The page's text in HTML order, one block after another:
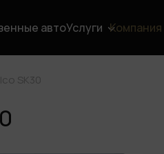
автоУслуги Компания
SK30